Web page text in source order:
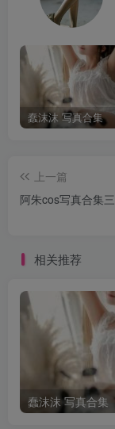
蠢沫沫 写真合集
上一篇
阿朱cos写真合集三
相关推荐
蠢沫沫 写真合集